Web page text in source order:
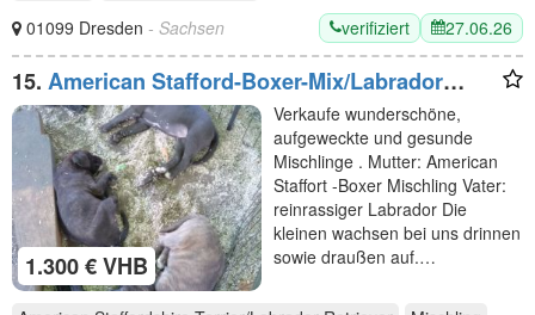
01099 Dresden - Sachsen verifiziert 27.06.26
15. American Stafford-Boxer-Mix/Labrador
Mischlinge
1.300 € VHB
Verkaufe wunderschöne,
aufgeweckte und gesunde
Mischlinge . Mutter: American
Staffort -Boxer Mischling Vater:
reinrassiger Labrador Die
kleinen wachsen bei uns drinnen
sowie draußen auf.…